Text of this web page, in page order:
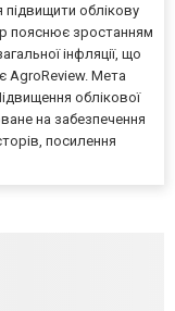
підвищити облікову
пояснює зростанням
інфляції, що
AgroReview. Мета
облікової
на забезпечення
посилення